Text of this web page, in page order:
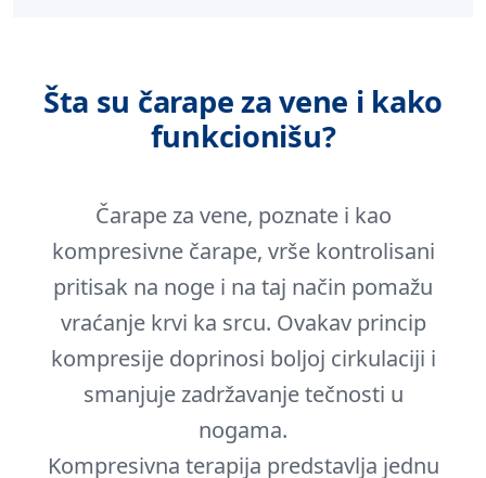
Šta su čarape za vene i kako
funkcionišu?
Čarape za vene, poznate i kao
kompresivne čarape, vrše kontrolisani
pritisak na noge i na taj način pomažu
vraćanje krvi ka srcu. Ovakav princip
kompresije doprinosi boljoj cirkulaciji i
smanjuje zadržavanje tečnosti u
nogama.
Kompresivna terapija predstavlja jednu